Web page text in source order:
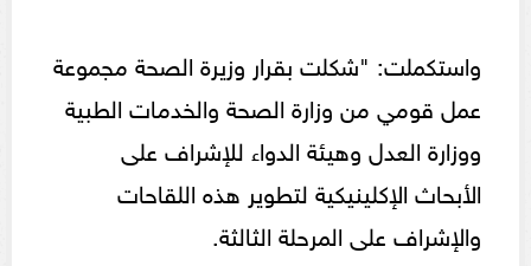
واستكملت: "شكلت بقرار وزيرة الصحة مجموعة
عمل قومي من وزارة الصحة والخدمات الطبية
ووزارة العدل وهيئة الدواء للإشراف على
الأبحاث الإكلينيكية لتطوير هذه اللقاحات
والإشراف على المرحلة الثالثة.